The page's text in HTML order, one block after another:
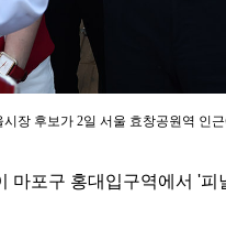
장 후보가 2일 서울 효창공원역 인
마포구 홍대입구역에서 '